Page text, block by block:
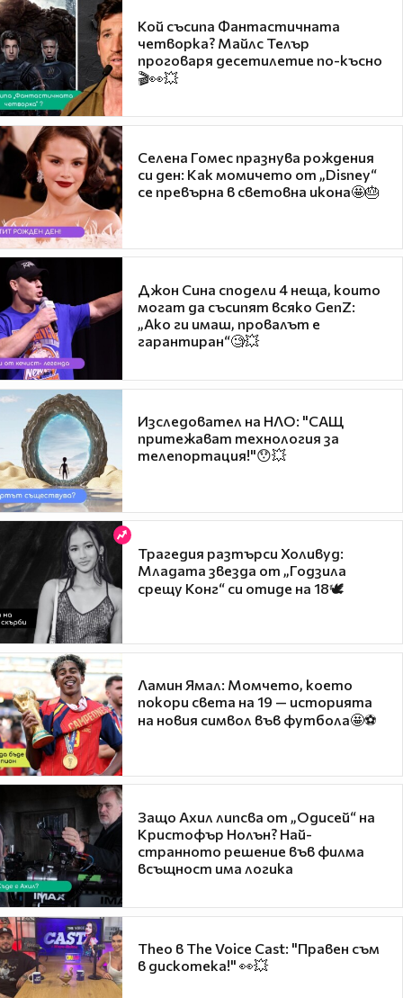
Кой съсипа Фантастичната
четворка? Майлс Телър
проговаря десетилетие по-късно
🎬👀💥
Селена Гомес празнува рождения
си ден: Как момичето от „Disney“
се превърна в световна икона🤩🎂
Джон Сина сподели 4 неща, които
могат да съсипят всяко GenZ:
„Ако ги имаш, провалът е
гарантиран“🧐💥
Изследовател на НЛО: "САЩ
притежават технология за
телепортация!"😯💥
Трагедия разтърси Холивуд:
Младата звезда от „Годзила
срещу Конг“ си отиде на 18🕊️
Ламин Ямал: Момчето, което
покори света на 19 — историята
на новия символ във футбола🤩⚽
Защо Ахил липсва от „Одисей“ на
Кристофър Нолън? Най-
странното решение във филма
всъщност има логика
Theo в The Voice Cast: "Правен съм
в дискотека!" 👀💥